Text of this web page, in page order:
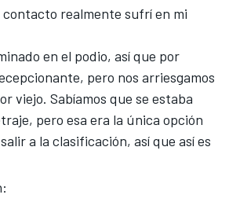
contacto realmente sufrí en mi
en el podio, así que por
pero nos arriesgamos
viejo. Sabíamos que se estaba
pero esa era la única opción
a la clasificación, así que así es